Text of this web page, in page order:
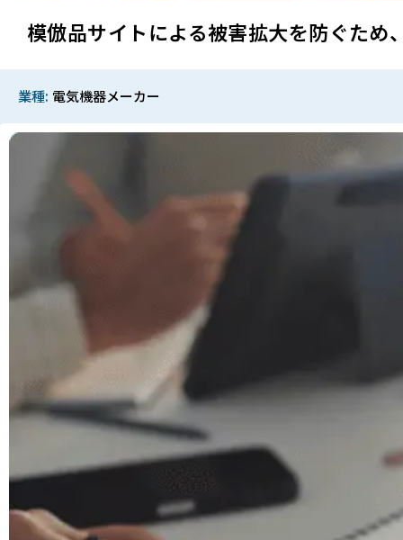
模倣品サイトによる被害拡大を防ぐため
業種 電気機器メーカー